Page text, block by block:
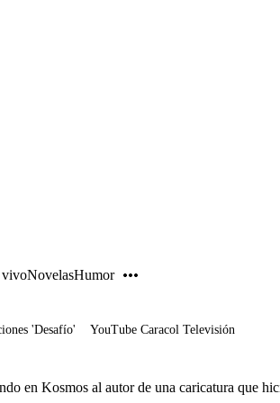
NovelasHumor
'Desafío' YouTube Caracol Televisión
en Kosmos al autor de una caricatura que